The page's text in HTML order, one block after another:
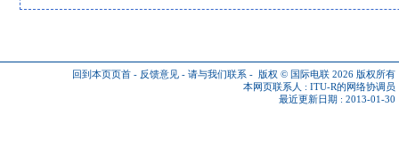
回到本页页首 - 反馈意见 - 请与我们联系 - 版权 © 国际电联 2026 版权所有
本网页联系人 : ITU-R的网络协调员
最近更新日期 : 2013-01-30